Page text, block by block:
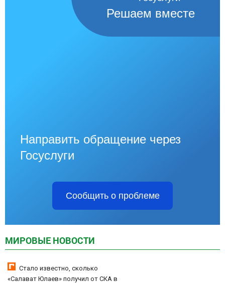
Решаем вместе
Направить обращение через
Госуслуги
Сообщить о проблеме
МИРОВЫЕ НОВОСТИ
Стало известно, сколько
«Салават Юлаев» получил от СКА в